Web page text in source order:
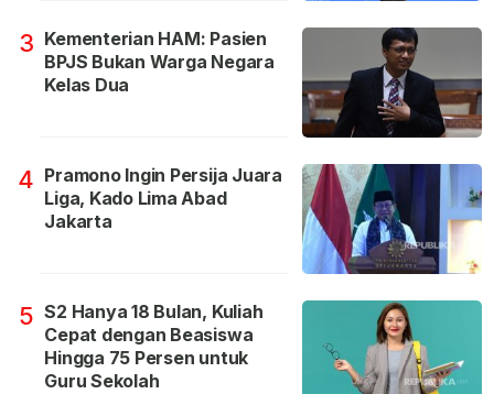
3 Kementerian HAM: Pasien
BPJS Bukan Warga Negara
Kelas Dua
4 Pramono Ingin Persija Juara
Liga, Kado Lima Abad
Jakarta
5 S2 Hanya 18 Bulan, Kuliah
Cepat dengan Beasiswa
Hingga 75 Persen untuk
Guru Sekolah